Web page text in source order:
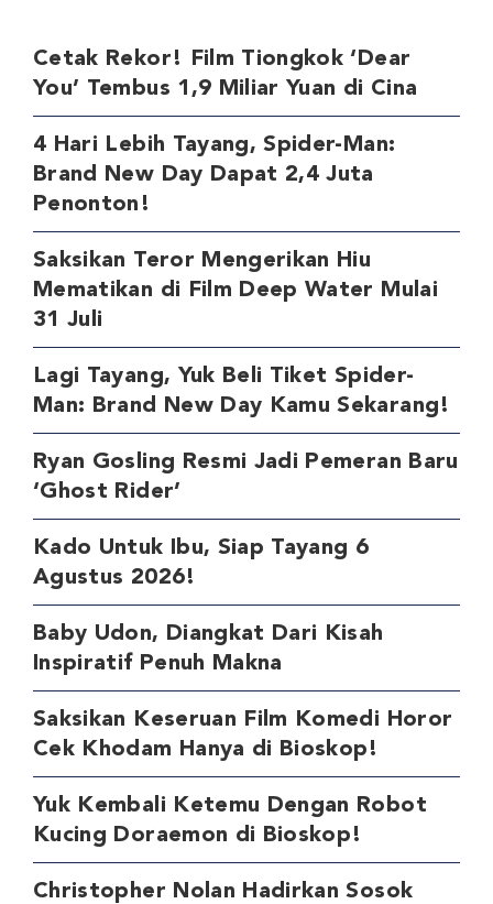
Cetak Rekor! Film Tiongkok ‘Dear
You’ Tembus 1,9 Miliar Yuan di Cina
4 Hari Lebih Tayang, Spider-Man:
Brand New Day Dapat 2,4 Juta
Penonton!
Saksikan Teror Mengerikan Hiu
Mematikan di Film Deep Water Mulai
31 Juli
Lagi Tayang, Yuk Beli Tiket Spider-
Man: Brand New Day Kamu Sekarang!
Ryan Gosling Resmi Jadi Pemeran Baru
‘Ghost Rider’
Kado Untuk Ibu, Siap Tayang 6
Agustus 2026!
Baby Udon, Diangkat Dari Kisah
Inspiratif Penuh Makna
Saksikan Keseruan Film Komedi Horor
Cek Khodam Hanya di Bioskop!
Yuk Kembali Ketemu Dengan Robot
Kucing Doraemon di Bioskop!
Christopher Nolan Hadirkan Sosok